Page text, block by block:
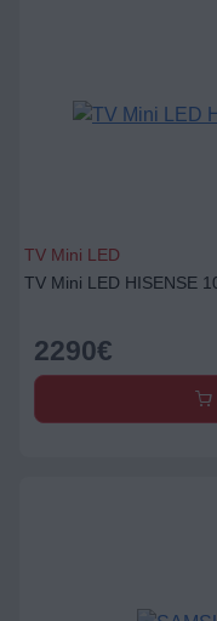
TV Mini LED
TV Mini LED HISENSE
2290€